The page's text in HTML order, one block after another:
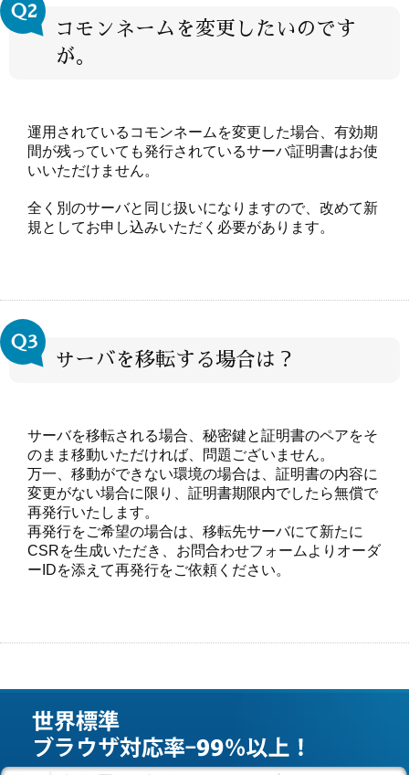
Ｑ2
コモンネームを変更したいのです
が。
運用されているコモンネームを変更した場合、有効期
間が残っていても発行されているサーバ証明書はお使
いいただけません。
全く別のサーバと同じ扱いになりますので、改めて新
規としてお申し込みいただく必要があります。
Ｑ3
サーバを移転する場合は？
サーバを移転される場合、秘密鍵と証明書のペアをそ
のまま移動いただければ、問題ございません。
万一、移動ができない環境の場合は、証明書の内容に
変更がない場合に限り、証明書期限内でしたら無償で
再発行いたします。
再発行をご希望の場合は、移転先サーバにて新たに
CSRを生成いただき、お問合わせフォームよりオーダ
ーIDを添えて再発行をご依頼ください。